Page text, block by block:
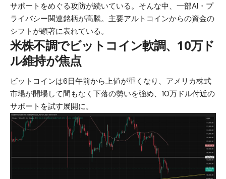
サポートをめぐる攻防が続いている。そんな中、一部AI・プ
ライバシー関連銘柄が高騰。主要アルトコインからの資金の
シフトが顕著に表れている。
米株不調でビットコイン軟調、10万ド
ル維持が焦点
ビットコインは6日午前から上値が重くなり、アメリカ株式
市場が開場して間もなく下落の勢いを強め、10万ドル付近の
サポートを試す展開に。